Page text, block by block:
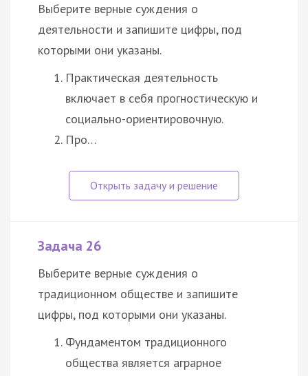
Выберите верные суждения о
деятельности и запишите цифры, под
которыми они указаны.
Практическая деятельность
включает в себя прогностическую и
социально-ориентировочную.
Про…
Задача 26
Выберите верные суждения о
традиционном обществе и запишите
цифры, под которыми они указаны.
Фундаментом традиционного
общества является аграрное